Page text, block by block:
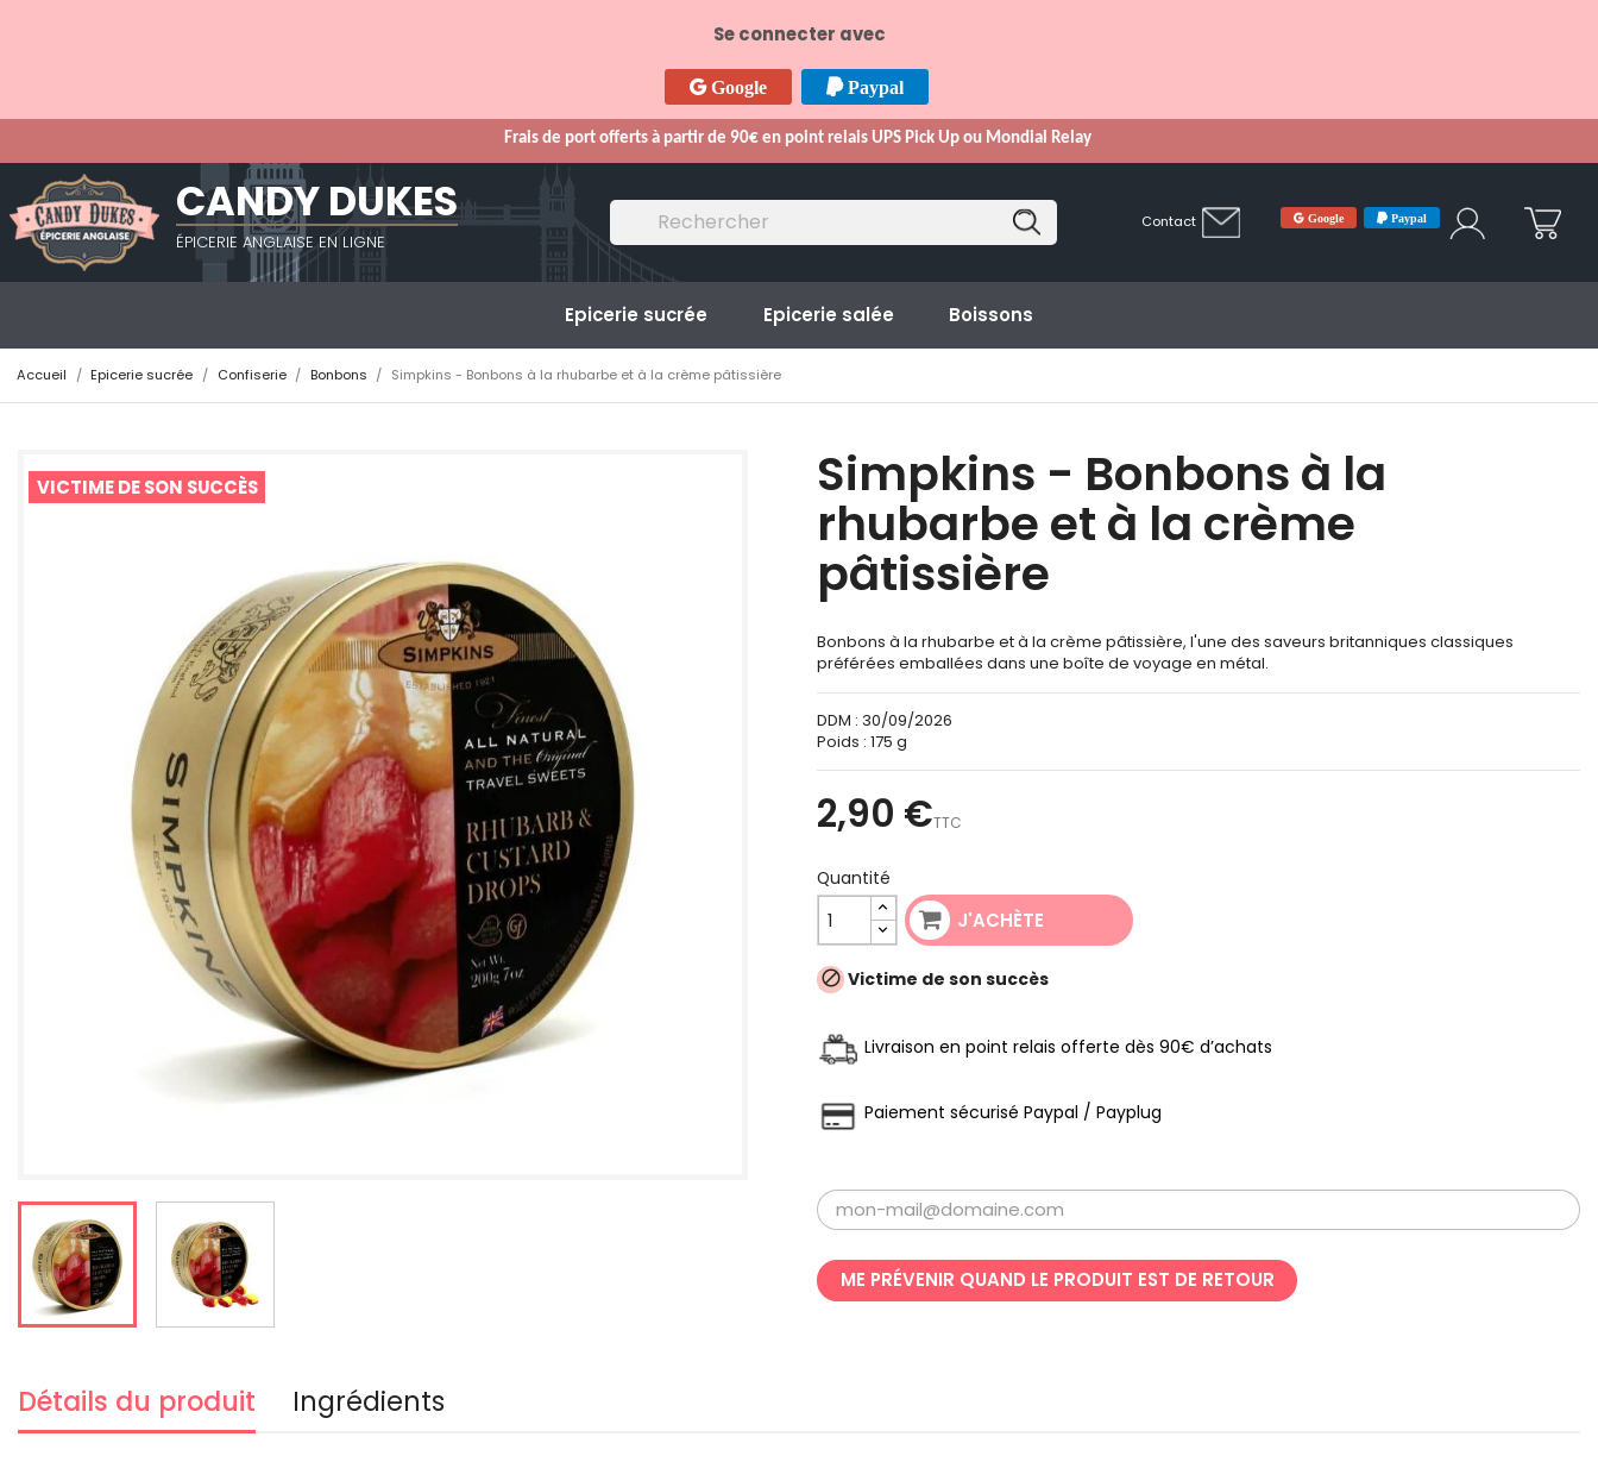
Se connecter avec
Google Paypal
Frais de port offerts à partir de 90€ en point relais UPS Pick Up ou Mondial Relay
CANDY DUKES
ÉPICERIE ANGLAISE EN LIGNE
Contact Google Paypal
Epicerie sucrée Epicerie salée Boissons
Accueil Epicerie sucrée Confiserie Bonbons Simpkins - Bonbons à la rhubarbe et à la crème pâtissière
VICTIME DE SON SUCCÈS Simpkins - Bonbons à la
rhubarbe et à la crème
pâtissière
Bonbons à la rhubarbe et à la crème pâtissière, l'une des saveurs britanniques classiques
préférées emballées dans une boîte de voyage en métal.
DDM : 30/09/2026
Poids : 175 g
2,90 €TTC
Quantité
J'ACHÈTE
 Victime de son succès
Livraison en point relais offerte dès 90€ d’achats
Paiement sécurisé Paypal / Payplug
ME PRÉVENIR QUAND LE PRODUIT EST DE RETOUR
Détails du produit Ingrédients